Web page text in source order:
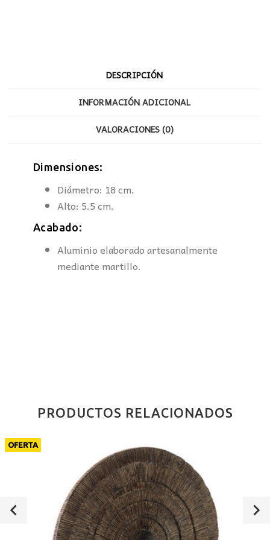
DESCRIPCIÓN
INFORMACIÓN ADICIONAL
VALORACIONES (0)
Dimensiones:
Diámetro: 18 cm.
Alto: 5.5 cm.
Acabado:
Aluminio elaborado artesanalmente
mediante martillo.
PRODUCTOS RELACIONADOS
OFERTA